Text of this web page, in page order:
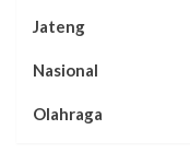
Jateng
Nasional
Olahraga